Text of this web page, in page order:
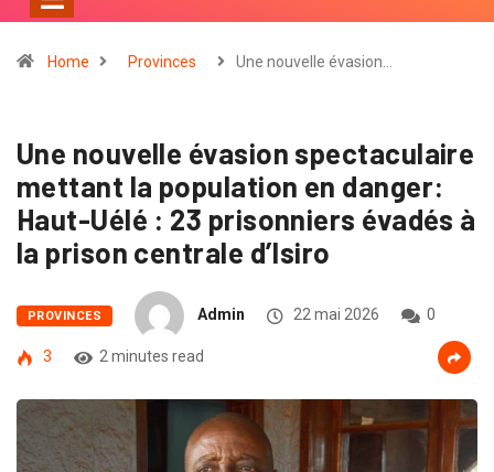
Home Provinces Une nouvelle évasion…
Une nouvelle évasion spectaculaire
mettant la population en danger:
Haut-Uélé : 23 prisonniers évadés à
la prison centrale d’Isiro
PROVINCES Admin 22 mai 2026 0
3 2 minutes read